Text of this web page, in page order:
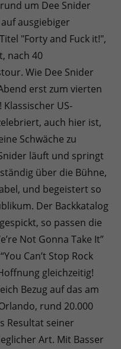
um Dee Snider
ausgiebiger
"Forty and Fuck it!",
nach 40
Wie Dee Snider
erst zum vierten
US-
auch hier ist,
Schwäche zu
läuft und springt
über die Bühne,
und begeistert so
Der Backkatalog
so passen die
Not Gonna Take It”
Can’t Stop Rock
gleichzeitig!
Bezug auf das am
rund 20.000
Resultat seiner
Art. Mit Basser